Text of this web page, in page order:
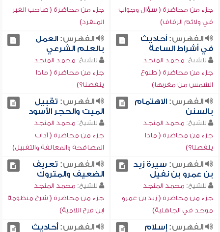
جزء من محاضرة ( سؤال وجواب
في ولائم الزفاف)
جزء من محاضرة ( صاحب القبر
المنفرد)
الفهرس:أحاديث
في أشراط الساعة
للشيخ: محمد المنجد
جزء من محاضرة ( طلوع
الشمس من مغربها)
الفهرس:العمل
بالعلم الشرعي
للشيخ: محمد المنجد
جزء من محاضرة ( ماذا
ينقصنا؟)
الفهرس:الاهتمام
بالسنن
للشيخ: محمد المنجد
جزء من محاضرة ( ماذا
ينقصنا؟)
الفهرس: تقبيل
الميت والحجر الأسود
للشيخ: محمد المنجد
جزء من محاضرة ( آداب
المصافحة والمعانقة والتقبيل)
الفهرس: سيرة زيد
بن عمرو بن نفيل
للشيخ: محمد المنجد
جزء من محاضرة ( زيد بن عمرو
موحد في الجاهلية)
الفهرس: تعريف
الضعيف والمتروك
للشيخ: محمد المنجد
جزء من محاضرة ( شرح منظومة
ابن فرح اللامية)
الفهرس:إسلام
الفهرس:أحاديث